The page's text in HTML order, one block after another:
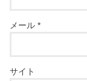
メール*
サイト